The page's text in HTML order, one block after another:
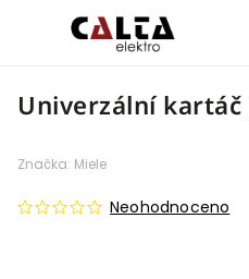
Univerzální kartáč
Neohodnoceno
Značka: Miele